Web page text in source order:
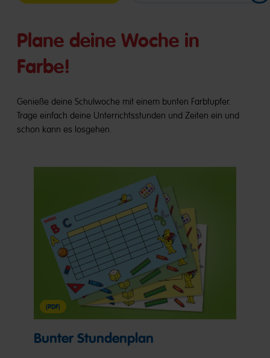
Plane deine Woche in
Farbe!
Genieße deine Schulwoche mit einem bunten Farbtupfer.
Trage einfach deine Unterrichtsstunden und Zeiten ein und
schon kann es losgehen.
Bunter Stundenplan
(PDF)